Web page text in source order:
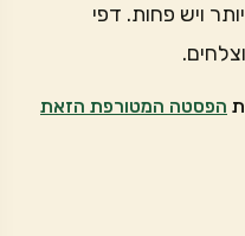
ויש פחות. דפי
הפסטה המטורפת הזאת